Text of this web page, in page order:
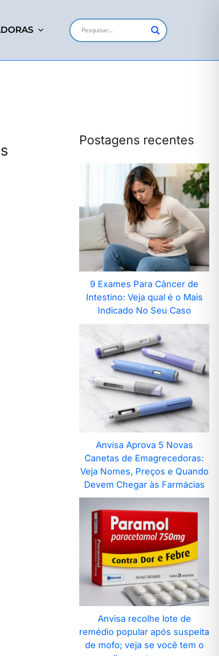
Postagens recentes
9 Exames Para Câncer de
Intestino: Veja qual é o Mais
Indicado No Seu Caso
Anvisa Aprova 5 Novas
Canetas de Emagrecedoras:
Veja Nomes, Preços e Quando
Devem Chegar às Farmácias
Anvisa recolhe lote de
remédio popular após suspeita
de mofo; veja se você tem o